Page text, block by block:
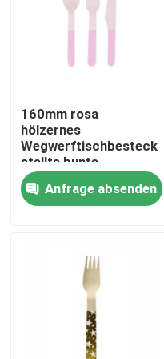
Kompostierbares
Kaffee-Rührstäbe
160mm rosa
hölzernes
Wegwerftischbesteck
stellte bunte
biologisch abbaubare
Partei-Geräte ein
Anfrage absenden